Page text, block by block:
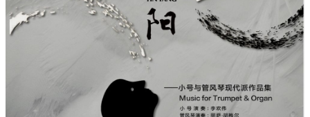
About
Publikationen